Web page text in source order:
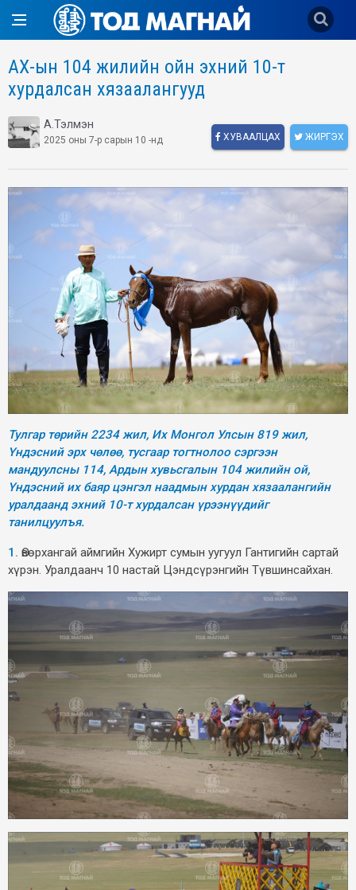
АХ-ын 104 жилийн ойн эхний 10-т
хурдалсан хязаалангууд
А.Тэлмэн
2025 оны 7-р сарын 10 -нд ХУВААЛЦАХ ЖИРГЭХ
Тулгар төрийн 2234 жил, Их Монгол Улсын 819 жил,
Үндэсний эрх чөлөө, тусгаар тогтнолоо сэргээн
мандуулсны 114, Ардын хувьсгалын 104 жилийн ой,
Үндэсний их баяр цэнгэл наадмын хурдан хязаалангийн
уралдаанд эхний 10-т хурдалсан үрээнүүдийг
танилцуулъя.
1. Өвөрхангай аймгийн Хужирт сумын уугуул Гантигийн сартай
хүрэн. Уралдаанч 10 настай Цэндсүрэнгийн Түвшинсайхан.